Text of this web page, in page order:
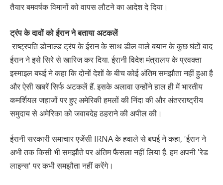
तैयार बमवर्षक विमानों को वापस लौटने का आदेश दे दिया।
ट्रंप के दावों को ईरान ने बताया अटकलें
राष्ट्रपति डोनाल्ड ट्रंप के ईरान के साथ डील वाले बयान के कुछ घंटों बाद
ईरान ने इसे सिरे से खारिज कर दिया. ईरानी विदेश मंत्रालय के प्रवक्ता
इस्माइल बघई ने कहा कि दोनों देशों के बीच कोई अंतिम समझौता नहीं हुआ है
और ऐसी खबरें सिर्फ अटकलें हैं. इसके अलावा उन्होंने हाल ही में भारतीय
कमर्शियल जहाजों पर हुए अमेरिकी हमलों की निंदा की और अंतरराष्ट्रीय
समुदाय से अमेरिका को जवाबदेह ठहराने की अपील की।
ईरानी सरकारी समाचार एजेंसी IRNA के हवाले से बघई ने कहा, 'ईरान ने
अभी तक किसी भी समझौते पर अंतिम फैसला नहीं लिया है. हम अपनी 'रेड
लाइन्स' पर कभी समझौता नहीं करेंगे।